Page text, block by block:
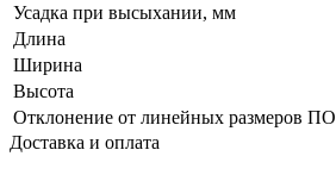
Усадка при высыхании, мм
Длина
Ширина
Высота
Отклонение от линейных размеров ПО
Доставка и оплата